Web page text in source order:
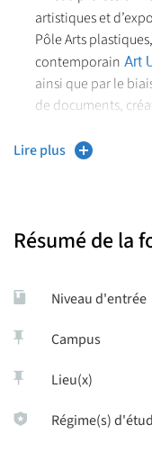
Interagir en
oralement en
artistiques et
Pôle Arts
contemporain Art
ainsi que par le
de documents,
Une véritable
Lire plus
Résumé de la
Niveau d'entrée
Campus
Lieu(x)
Régime(s)